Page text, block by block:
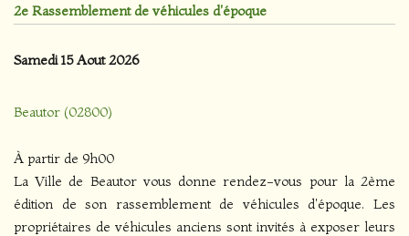
2e Rassemblement de véhicules d'époque
Samedi 15 Aout 2026
Beautor (02800)
À partir de 9h00
La Ville de Beautor vous donne rendez-vous pour la 2ème
édition de son rassemblement de véhicules d'époque. Les
propriétaires de véhicules anciens sont invités à exposer leurs